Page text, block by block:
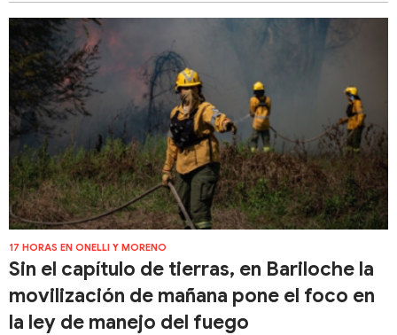
17 HORAS EN ONELLI Y MORENO
Sin el capítulo de tierras, en Bariloche la
movilización de mañana pone el foco en
la ley de manejo del fuego